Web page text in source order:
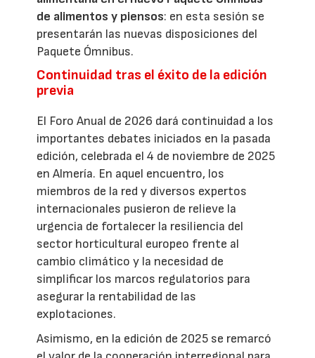
de alimentos y piensos: en esta sesión se
presentarán las nuevas disposiciones del
Paquete Ómnibus.
Continuidad tras el éxito de la edición
previa
El Foro Anual de 2026 dará continuidad a los
importantes debates iniciados en la pasada
edición, celebrada el 4 de noviembre de 2025
en Almería. En aquel encuentro, los
miembros de la red y diversos expertos
internacionales pusieron de relieve la
urgencia de fortalecer la resiliencia del
sector horticultural europeo frente al
cambio climático y la necesidad de
simplificar los marcos regulatorios para
asegurar la rentabilidad de las
explotaciones.
Asimismo, en la edición de 2025 se remarcó